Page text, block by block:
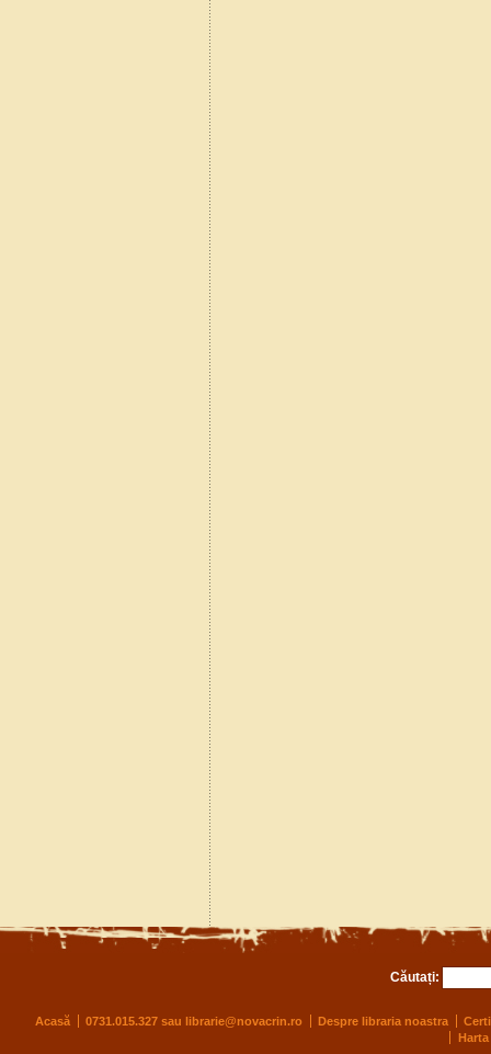
Căutați:
Acasă 0731.015.327 sau librarie@novacrin.ro Despre libraria noastra